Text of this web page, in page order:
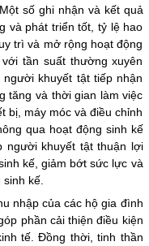
số ghi nhận và kết quả
và phát triển tốt, tỷ lệ hao
trì và mở rộng hoạt động
tần suất thường xuyên
khuyết tật tiếp nhận
tăng và thời gian làm việc
bị, máy móc và điều chỉnh
qua hoạt động sinh kế
người khuyết tật thuận lợi
kế, giảm bớt sức lực và
kế.
nhập của các hộ gia đình
phần cải thiện điều kiện
tế. Đồng thời, tinh thần